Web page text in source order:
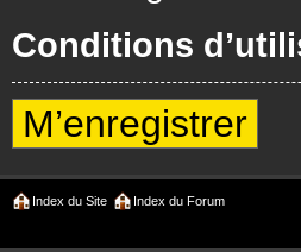
Conditions
M’enregistrer
Index du Site Index du Forum